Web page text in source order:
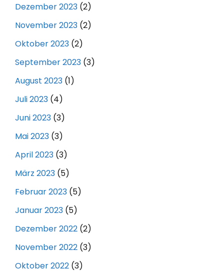
Dezember 2023 (2)
November 2023 (2)
Oktober 2023 (2)
September 2023 (3)
August 2023 (1)
Juli 2023 (4)
Juni 2023 (3)
Mai 2023 (3)
April 2023 (3)
März 2023 (5)
Februar 2023 (5)
Januar 2023 (5)
Dezember 2022 (2)
November 2022 (3)
Oktober 2022 (3)